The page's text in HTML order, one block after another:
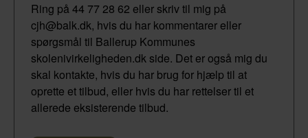
Ring på 44 77 28 62 eller skriv til mig på
cjh@balk.dk, hvis du har kommentarer eller
spørgsmål til Ballerup Kommunes
skolenivirkeligheden.dk side. Det er også mig du
skal kontakte, hvis du har brug for hjælp til at
oprette et tilbud, eller hvis du har rettelser til et
allerede eksisterende tilbud.